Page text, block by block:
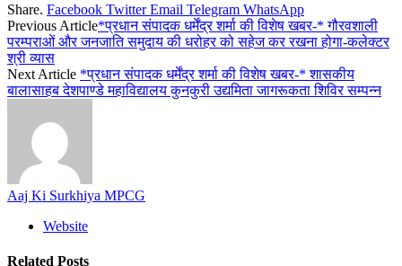
Share. Facebook Twitter Email Telegram WhatsApp
Previous Article*प्रधान संपादक धर्मेंद्र शर्मा की विशेष खबर-* गौरवशाली
परम्पराओं और जनजाति समुदाय की धरोहर को सहेज कर रखना होगा-कलेक्टर
श्री व्यास
Next Article *प्रधान संपादक धर्मेंद्र शर्मा की विशेष खबर-* शासकीय
बालासाहब देशपाण्डे महाविद्यालय कुनकुरी उद्यमिता जागरूकता शिविर सम्पन्न
Aaj Ki Surkhiya MPCG
Website
Related Posts